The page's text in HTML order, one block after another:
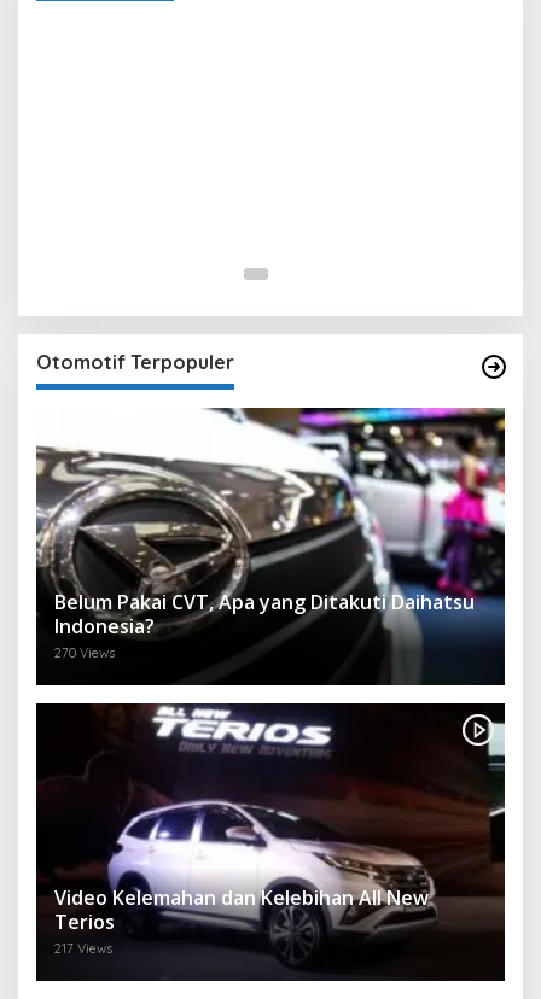
Otomotif Terpopuler
Belum Pakai CVT, Apa yang Ditakuti Daihatsu
Indonesia?
270 Views
Video Kelemahan dan Kelebihan All New
Terios
217 Views